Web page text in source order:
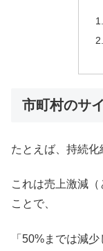
市町村のサ
たとえば、持続化
これは売上激減
ことで、
「50%までは減